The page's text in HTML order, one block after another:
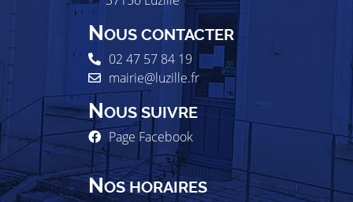
NOUS CONTACTER
02 47 57 84 19
mairie@luzille.fr
NOUS SUIVRE
Page Facebook
NOS HORAIRES